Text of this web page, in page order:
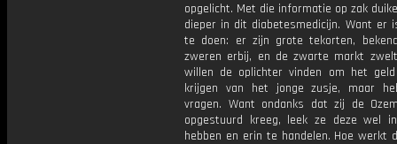
opgelicht. Met die informatie op zak
dieper in dit diabetesmedicijn. Want er
te doen: er zijn grote tekorten,
zweren erbij, en de zwarte markt
willen de oplichter vinden om het
krijgen van het jonge zusje, maar
vragen. Want ondanks dat zij de
opgestuurd kreeg, leek ze deze wel
hebben en erin te handelen. Hoe werkt